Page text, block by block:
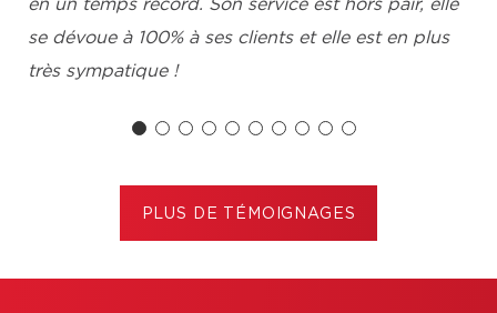
en un temps record. Son service est hors pair, elle
se dévoue à 100% à ses clients et elle est en plus
très sympatique !
PLUS DE TÉMOIGNAGES